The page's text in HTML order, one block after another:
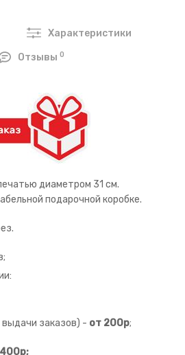
Характеристики
Отзывы0
диаметром 31 см.
подарочной коробке.
заказов) - от 200р;